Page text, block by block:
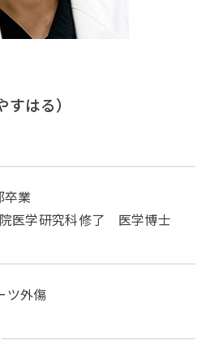
はる）
業
医学研究科修了 医学博士
ツ外傷